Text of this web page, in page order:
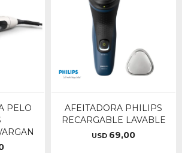
PELO
AFEITADORA PHILIPS
RECARGABLE LAVABLE
USD 69,00